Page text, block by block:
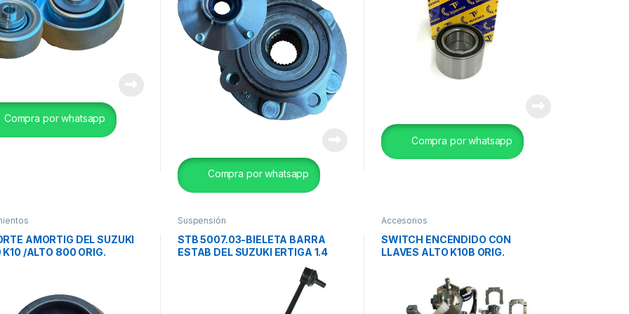
Compra por whatsapp
Compra por whatsapp
Compra por whatsapp
AMORTIG DEL SUZUKI
K10 /ALTO 800 ORIG.
Suspensión
STB 5007.03-BIELETA BARRA
ESTAB DEL SUZUKI ERTIGA 1.4
Accesorios
SWITCH ENCENDIDO CON
LLAVES ALTO K10B ORIG.